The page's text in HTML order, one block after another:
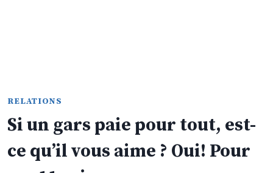
RELATIONS
Si un gars paie pour tout, est-
ce qu’il vous aime ? Oui! Pour